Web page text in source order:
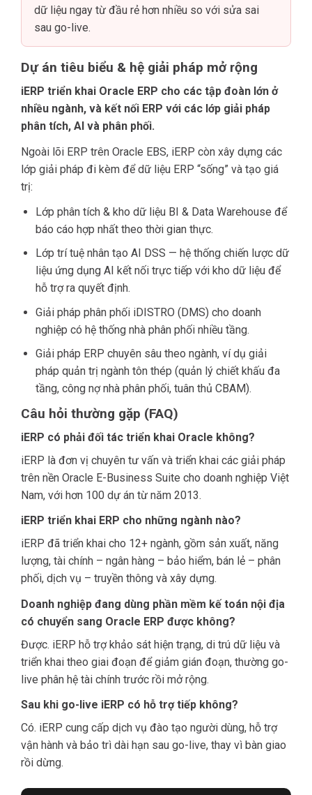
dữ liệu ngay từ đầu rẻ hơn nhiều so với sửa sai
sau go-live.
Dự án tiêu biểu & hệ giải pháp mở rộng
iERP triển khai Oracle ERP cho các tập đoàn lớn ở
nhiều ngành, và kết nối ERP với các lớp giải pháp
phân tích, AI và phân phối.
Ngoài lõi ERP trên Oracle EBS, iERP còn xây dựng các
lớp giải pháp đi kèm để dữ liệu ERP “sống” và tạo giá
trị:
Lớp phân tích & kho dữ liệu BI & Data Warehouse để
báo cáo hợp nhất theo thời gian thực.
Lớp trí tuệ nhân tạo AI DSS — hệ thống chiến lược dữ
liệu ứng dụng AI kết nối trực tiếp với kho dữ liệu để
hỗ trợ ra quyết định.
Giải pháp phân phối iDISTRO (DMS) cho doanh
nghiệp có hệ thống nhà phân phối nhiều tầng.
Giải pháp ERP chuyên sâu theo ngành, ví dụ giải
pháp quản trị ngành tôn thép (quản lý chiết khấu đa
tầng, công nợ nhà phân phối, tuân thủ CBAM).
Câu hỏi thường gặp (FAQ)
iERP có phải đối tác triển khai Oracle không?
iERP là đơn vị chuyên tư vấn và triển khai các giải pháp
trên nền Oracle E-Business Suite cho doanh nghiệp Việt
Nam, với hơn 100 dự án từ năm 2013.
iERP triển khai ERP cho những ngành nào?
iERP đã triển khai cho 12+ ngành, gồm sản xuất, năng
lượng, tài chính – ngân hàng – bảo hiểm, bán lẻ – phân
phối, dịch vụ – truyền thông và xây dựng.
Doanh nghiệp đang dùng phần mềm kế toán nội địa
có chuyển sang Oracle ERP được không?
Được. iERP hỗ trợ khảo sát hiện trạng, di trú dữ liệu và
triển khai theo giai đoạn để giảm gián đoạn, thường go-
live phân hệ tài chính trước rồi mở rộng.
Sau khi go-live iERP có hỗ trợ tiếp không?
Có. iERP cung cấp dịch vụ đào tạo người dùng, hỗ trợ
vận hành và bảo trì dài hạn sau go-live, thay vì bàn giao
rồi dừng.